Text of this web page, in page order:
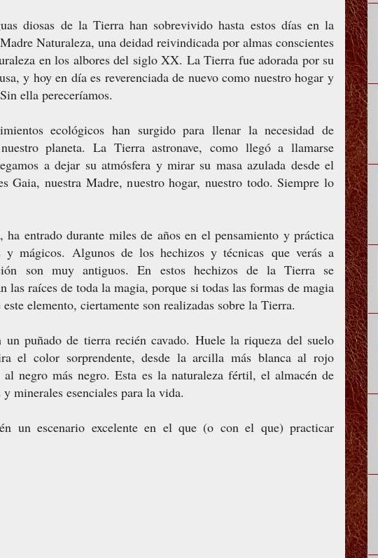
diosas de la Tierra han sobrevivido hasta estos días en la
Naturaleza, una deidad reivindicada por almas conscientes
en los albores del siglo XX. La Tierra fue adorada por su
y hoy en día es reverenciada de nuevo como nuestro hogar y
ella pereceríamos.
ecológicos han surgido para llenar la necesidad de
planeta. La Tierra astronave, como llegó a llamarse
a dejar su atmósfera y mirar su masa azulada desde el
Gaia, nuestra Madre, nuestro hogar, nuestro todo. Siempre lo
ha entrado durante miles de años en el pensamiento y práctica
y mágicos. Algunos de los hechizos y técnicas que verás a
son muy antiguos. En estos hechizos de la Tierra se
las raíces de toda la magia, porque si todas las formas de magia
este elemento, ciertamente son realizadas sobre la Tierra.
un puñado de tierra recién cavado. Huele la riqueza del suelo
el color sorprendente, desde la arcilla más blanca al rojo
al negro más negro. Esta es la naturaleza fértil, el almacén de
minerales esenciales para la vida.
un escenario excelente en el que (o con el que) practicar